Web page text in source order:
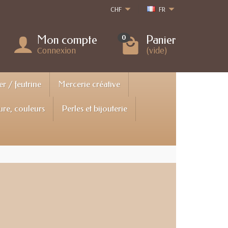
CHF FR
Mon compte
Connexion
0 Panier
(vide)
/ feutrine Mercerie créative
couleurs Perles et bijouterie